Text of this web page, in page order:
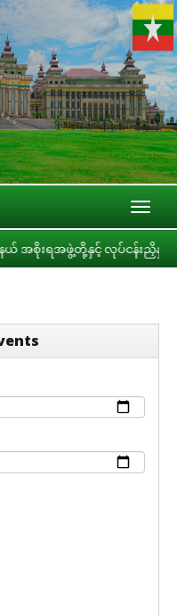
စိုးရအဖွဲ့တို့နှင့် လုပ်ငန်းညှိနှိုင်းအစ